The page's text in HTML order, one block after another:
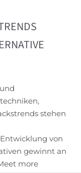
stehen
von
gewinnt an
more